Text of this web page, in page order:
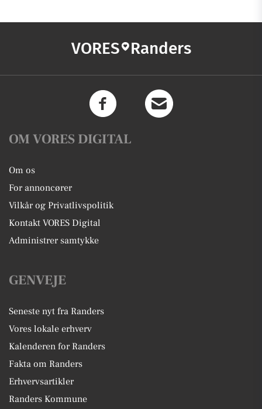
VORES Randers
OM VORES DIGITAL
Om os
For annoncører
Vilkår og Privatlivspolitik
Kontakt VORES Digital
Administrer samtykke
GENVEJE
Seneste nyt fra Randers
Vores lokale erhverv
Kalenderen for Randers
Fakta om Randers
Erhvervsartikler
Randers Kommune